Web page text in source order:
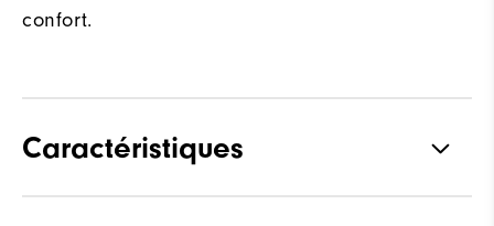
confort.
Caractéristiques